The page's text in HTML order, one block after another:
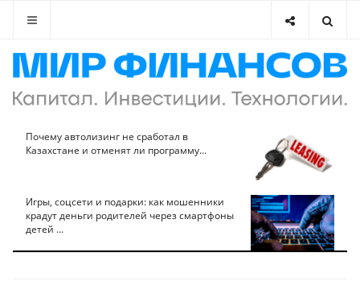
Почему автолизинг не сработал в
Казахстане и отменят ли программу...
Игры, соцсети и подарки: как мошенники
крадут деньги родителей через смартфоны
детей ...